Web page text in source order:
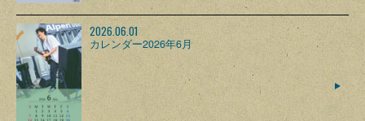
2026.06.01
カレンダー2026年6月